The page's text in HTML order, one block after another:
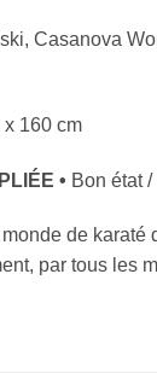
Casanova
x 160 cm
• Bon état
de karaté
par tous les